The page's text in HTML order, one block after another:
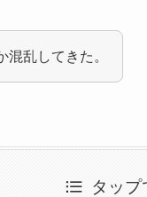
混乱してきた。
タッ